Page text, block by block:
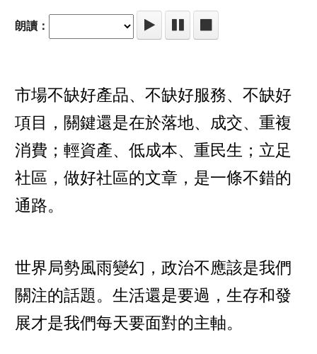
朗讀：
市場不缺好產品、不缺好服務、不缺好
項目，關鍵還是在於落地、成交、重複
消費；輕資產、低成本、重民生；立足
社區，做好社區的文章，是一條不錯的
通路。
世界局勢風雨變幻，政治不應該是我們
關注的話題。生活還是要過，生存和發
展才是我們每天要面對的主軸。